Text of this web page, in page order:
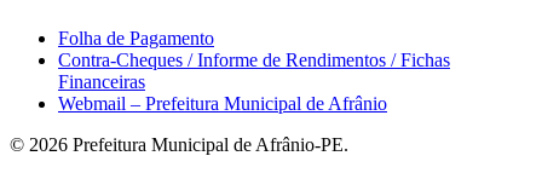
Folha de Pagamento
Contra-Cheques / Informe de Rendimentos / Fichas
Financeiras
Webmail – Prefeitura Municipal de Afrânio
© 2026 Prefeitura Municipal de Afrânio-PE.